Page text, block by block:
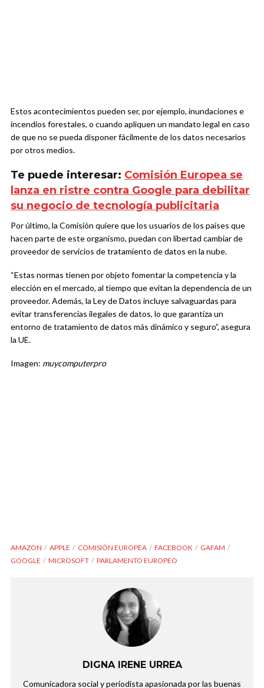
Estos acontecimientos pueden ser, por ejemplo, inundaciones e
incendios forestales, o cuando apliquen un mandato legal en caso
de que no se pueda disponer fácilmente de los datos necesarios
por otros medios.
Te puede interesar: Comisión Europea se
lanza en ristre contra Google para debilitar
su negocio de tecnología publicitaria
Por último, la Comisión quiere que los usuarios de los países que
hacen parte de este organismo, puedan con libertad cambiar de
proveedor de servicios de tratamiento de datos en la nube.
“Estas normas tienen por objeto fomentar la competencia y la
elección en el mercado, al tiempo que evitan la dependencia de un
proveedor. Además, la Ley de Datos incluye salvaguardas para
evitar transferencias ilegales de datos, lo que garantiza un
entorno de tratamiento de datos más dinámico y seguro”, asegura
la UE.
Imagen: muycomputerpro
AMAZON APPLE COMISIÓN EUROPEA FACEBOOK
GAFAM
GOOGLE
MICROSOFT PARLAMENTO EUROPEO
DIGNA IRENE URREA
Comunicadora social y periodista apasionada por las buenas